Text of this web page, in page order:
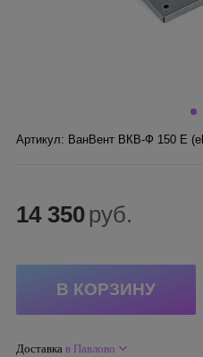
Артикул: ВанВент ВКВ-Ф 150 Е
14 350 руб.
Доставка в Павлово